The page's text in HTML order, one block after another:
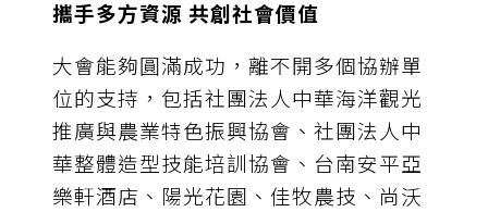
攜手多方資源 共創社會價值
大會能夠圓滿成功，離不開多個協辦單
位的支持，包括社團法人中華海洋觀光
推廣與農業特色振興協會、社團法人中
華整體造型技能培訓協會、台南安平亞
樂軒酒店、陽光花園、佳牧農技、尚沃